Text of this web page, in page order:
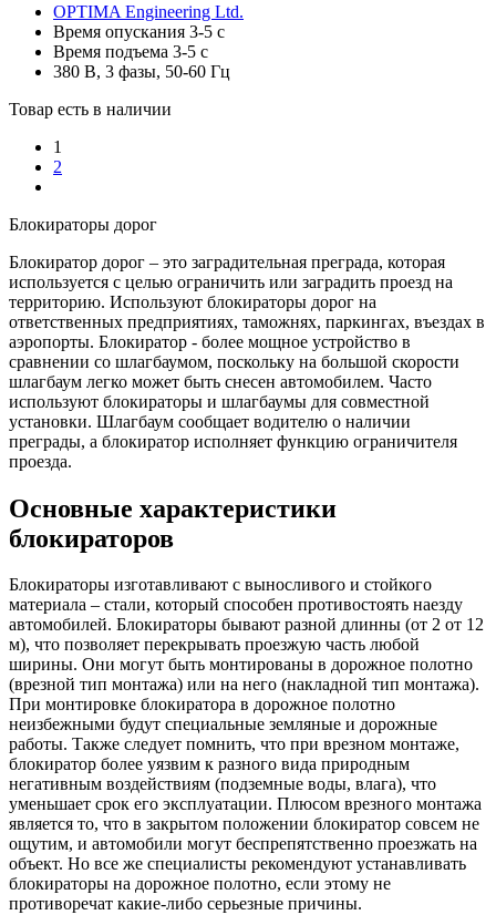
OPTIMA Engineering Ltd.
Время опускания 3-5 с
Время подъема 3-5 с
380 В, 3 фазы, 50-60 Гц
Товар есть в наличии
1
2
Блокираторы дорог
Блокиратор дорог – это заградительная преграда, которая
используется с целью ограничить или заградить проезд на
территорию. Используют блокираторы дорог на
ответственных предприятиях, таможнях, паркингах, въездах в
аэропорты. Блокиратор - более мощное устройство в
сравнении со шлагбаумом, поскольку на большой скорости
шлагбаум легко может быть снесен автомобилем. Часто
используют блокираторы и шлагбаумы для совместной
установки. Шлагбаум сообщает водителю о наличии
преграды, а блокиратор исполняет функцию ограничителя
проезда.
Основные характеристики
блокираторов
Блокираторы изготавливают с выносливого и стойкого
материала – стали, который способен противостоять наезду
автомобилей. Блокираторы бывают разной длинны (от 2 от 12
м), что позволяет перекрывать проезжую часть любой
ширины. Они могут быть монтированы в дорожное полотно
(врезной тип монтажа) или на него (накладной тип монтажа).
При монтировке блокиратора в дорожное полотно
неизбежными будут специальные земляные и дорожные
работы. Также следует помнить, что при врезном монтаже,
блокиратор более уязвим к разного вида природным
негативным воздействиям (подземные воды, влага), что
уменьшает срок его эксплуатации. Плюсом врезного монтажа
является то, что в закрытом положении блокиратор совсем не
ощутим, и автомобили могут беспрепятственно проезжать на
объект. Но все же специалисты рекомендуют устанавливать
блокираторы на дорожное полотно, если этому не
противоречат какие-либо серьезные причины.